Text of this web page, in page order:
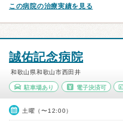
この病院の治療実績を見る
誠佑記念病院
和歌山県和歌山市西田井
駐車場あり 電子決済可
土曜（〜12:00）